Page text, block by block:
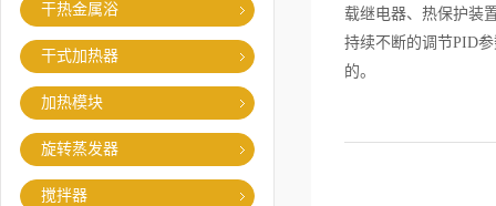
干热金属浴
干式加热器
加热模块
旋转蒸发器
搅拌器
载继电器、热保护装
持续不断的调节PID
的。